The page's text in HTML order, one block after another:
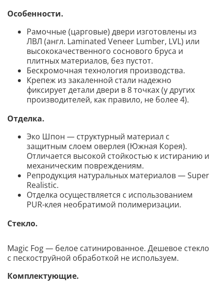
Особенности.
Рамочные (царговые) двери изготовлены из
ЛВЛ (англ. Laminated Veneer Lumber, LVL) или
высококачественного соснового бруса и
плитных материалов, без пустот.
Бескромочная технология производства.
Крепеж из закаленной стали надежно
фиксирует детали двери в 8 точках (у других
производителей, как правило, не более 4).
Отделка.
Эко Шпон — структурный материал с
защитным слоем оверлея (Южная Корея).
Отличается высокой стойкостью к истиранию и
механическим повреждениям.
Репродукция натуральных материалов — Super
Realistic.
Отделка осуществляется с использованием
PUR-клея необратимой полимеризации.
Стекло.
Magic Fog — белое сатинированное. Дешевое стекло
с пескоструйной обработкой не используем.
Комплектующие.